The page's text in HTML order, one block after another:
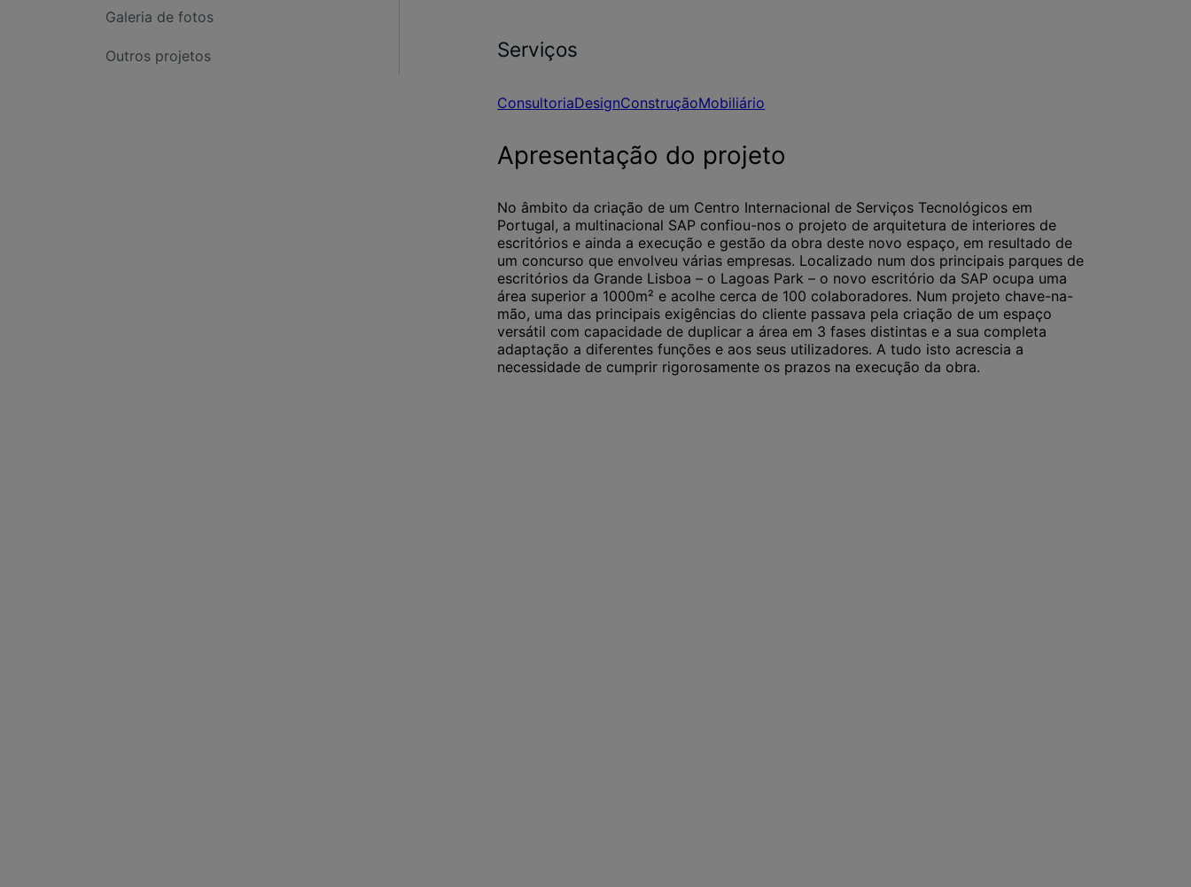
Galeria de fotos
Outros projetos Serviços
ConsultoriaDesignConstruçãoMobiliário
Apresentação do projeto
No âmbito da criação de um Centro Internacional de Serviços Tecnológicos em
Portugal, a multinacional SAP confiou-nos o projeto de arquitetura de interiores de
escritórios e ainda a execução e gestão da obra deste novo espaço, em resultado de
um concurso que envolveu várias empresas. Localizado num dos principais parques de
escritórios da Grande Lisboa – o Lagoas Park – o novo escritório da SAP ocupa uma
área superior a 1000m² e acolhe cerca de 100 colaboradores. Num projeto chave-na-
mão, uma das principais exigências do cliente passava pela criação de um espaço
versátil com capacidade de duplicar a área em 3 fases distintas e a sua completa
adaptação a diferentes funções e aos seus utilizadores. A tudo isto acrescia a
necessidade de cumprir rigorosamente os prazos na execução da obra.